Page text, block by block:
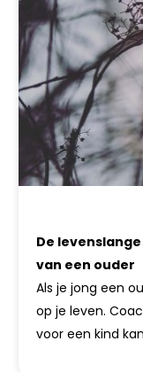
De
van een ouder
Als je jong een
op je leven.
voor een kind